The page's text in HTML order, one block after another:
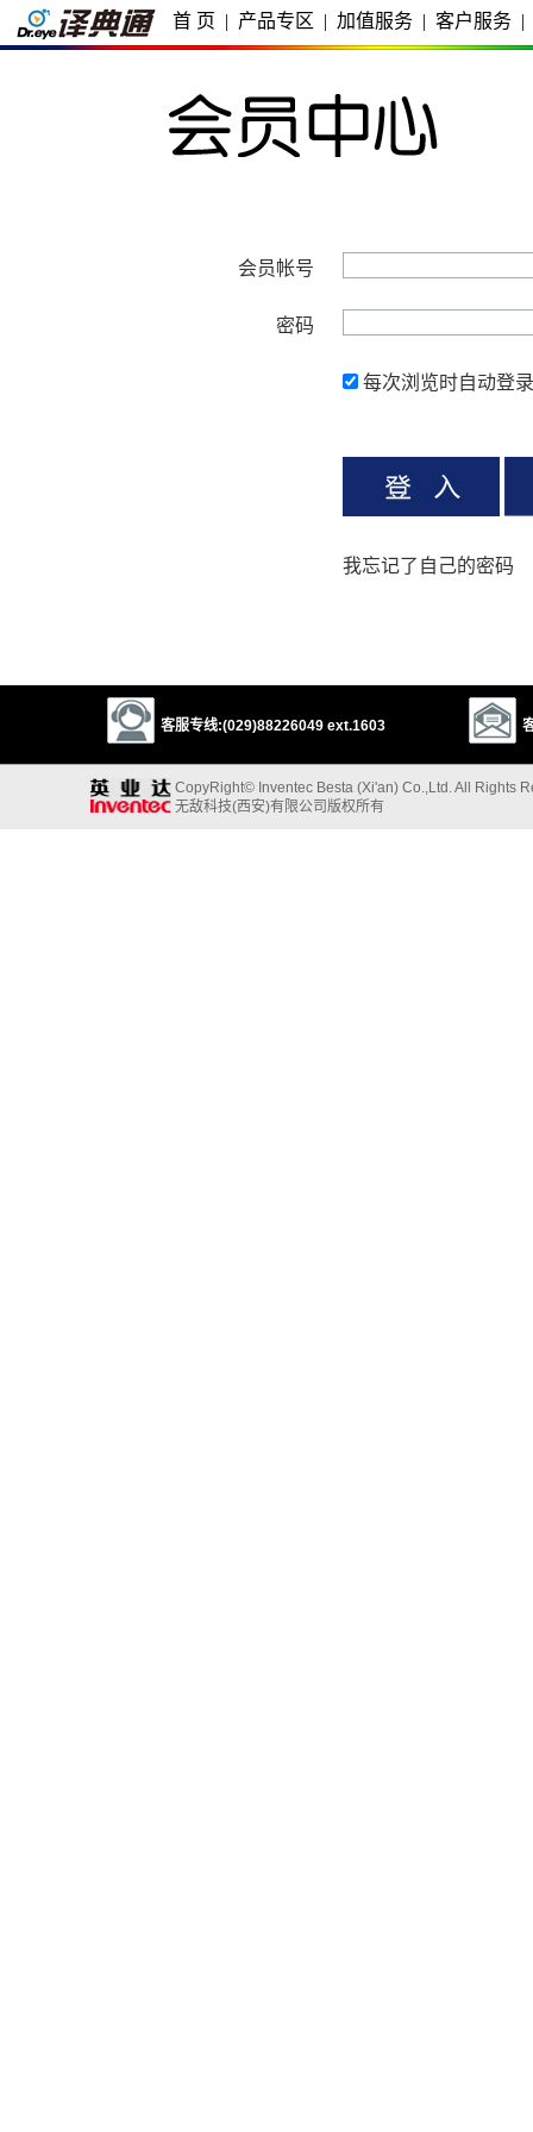
首 页 | 产品专区 | 加值服务 | 客户服务 |
会员帐号
密码
每次浏览时自动登录
我忘记了自己的密码
客服专线:(029)88226049 ext.1603
CopyRight© Inventec Besta (Xi'an) Co.,Ltd. All Rights
无敌科技(西安)有限公司版权所有